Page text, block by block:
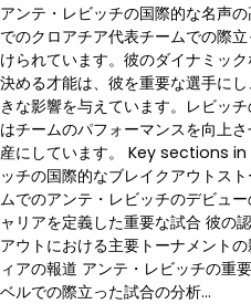
アンテ・レビッチの国際的な名声
でのクロアチア代表チームでの際
けられています。彼のダイナミッ
決める才能は、彼を重要な選手に
きな影響を与えています。レビッ
はチームのパフォーマンスを向上
産にしています。 Key sections
ッチの国際的なブレイクアウトス
ムでのアンテ・レビッチのデビュ
ャリアを定義した重要な試合 彼の
アウトにおける主要トーナメント
ィアの報道 アンテ・レビッチの重
ベルでの際立った試合の分析…